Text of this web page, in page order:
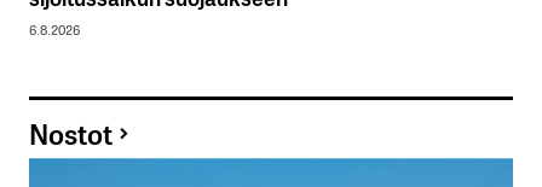
6.8.2026
Nostot